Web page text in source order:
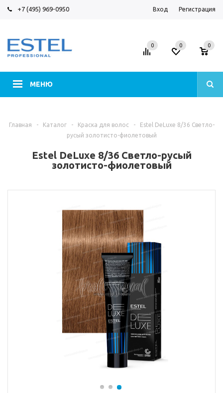
+7 (495) 969-0950 Вход Регистрация
МЕНЮ
0 0 0
Главная - Каталог - Краска для волос -
Estel DeLuxe 8/36 Светло-
русый золотисто-фиолетовый
Estel DeLuxe 8/36 Светло-русый
золотисто-фиолетовый